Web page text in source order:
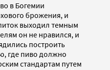
в Богемии
брожения, и
выходил темным
он не нравился, и
построить
где пиво должно
стандартам путем